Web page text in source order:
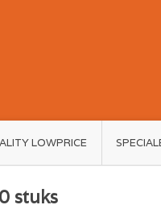
LOWPRICE
stuks